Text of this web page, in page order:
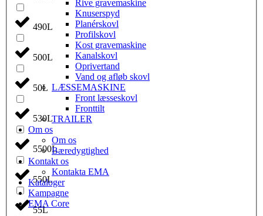
490L
500L
50L
530L
5500L
550L
55L
Rive gravemaskine
Knuserspyd
Planérskovl
Profilskovl
Kost gravemaskine
Kanalskovl
Oprivertand
Vand og afløb skovl
LÆSSEMASKINE
Front læsseskovl
Fronttilt
TRAILER
Om os
Om os
Bæredygtighed
Kontakt os
Kontakta EMA
Kataloger
Kampagne
EMA Core